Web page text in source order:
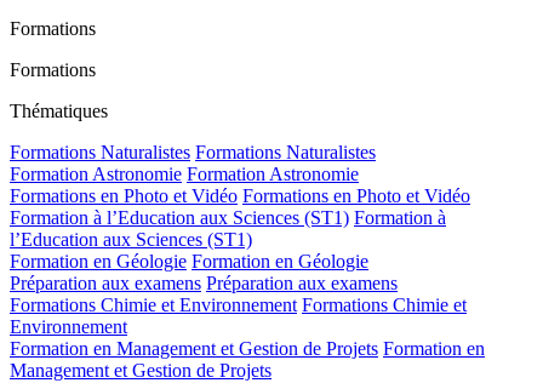
Formations
Formations
Thématiques
Formations Naturalistes Formations Naturalistes
Formation Astronomie Formation Astronomie
Formations en Photo et Vidéo Formations en Photo et Vidéo
Formation à l’Education aux Sciences (ST1) Formation à
l’Education aux Sciences (ST1)
Formation en Géologie Formation en Géologie
Préparation aux examens Préparation aux examens
Formations Chimie et Environnement Formations Chimie et
Environnement
Formation en Management et Gestion de Projets Formation en
Management et Gestion de Projets